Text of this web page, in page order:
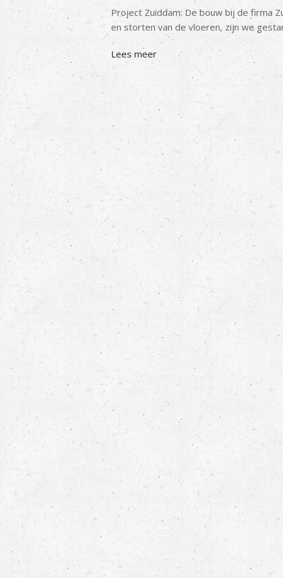
Project Zuiddam: De bouw bij de firma
en storten van de vloeren, zijn we
Lees meer